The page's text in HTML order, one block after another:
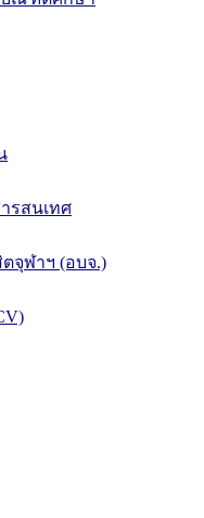
รสนเทศ
จุฬาฯ (อบจ.)